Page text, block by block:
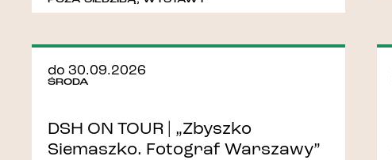
do 30.09.2026
ŚRODA
DSH ON TOUR | „Zbyszko
Siemaszko. Fotograf Warszawy”